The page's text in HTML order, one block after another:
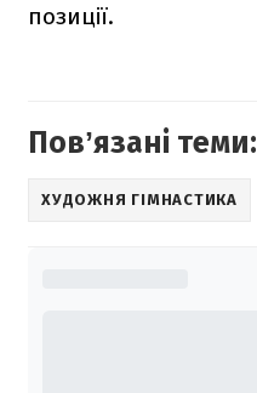
позиції.
Повʼязані теми:
ХУДОЖНЯ ГІМНАСТИКА